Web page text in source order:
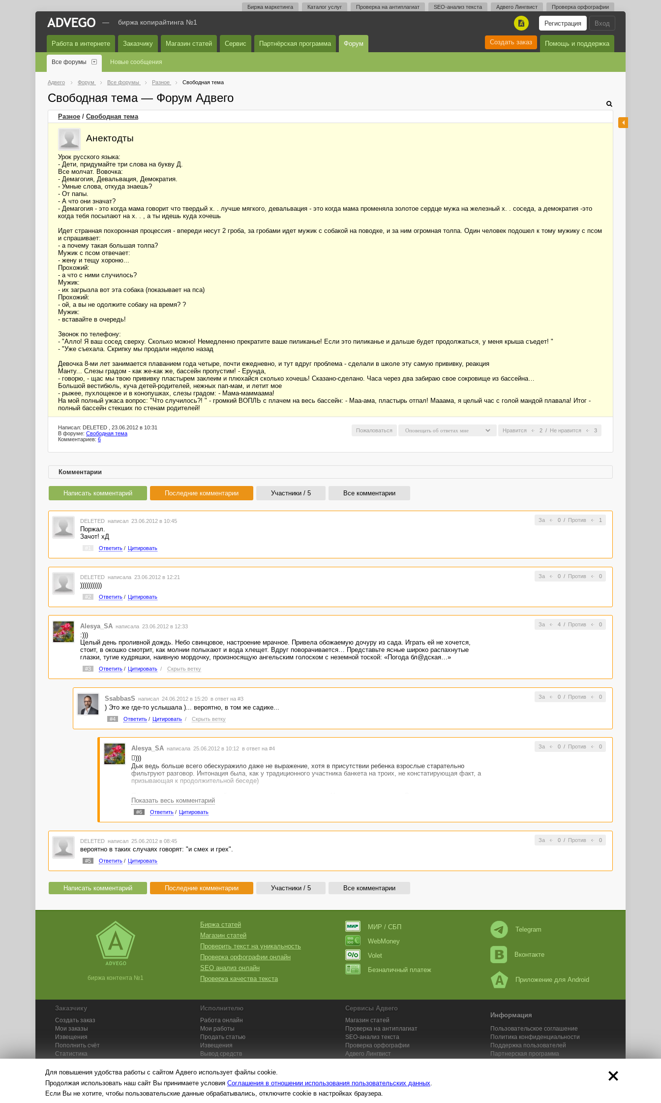
Биржа маркетинга Каталог услуг Проверка на антиплагиат SEO-анализ текста Адвего Лингвист Проверка орфографии
Вход
Регистрация
A
— биржа копирайтинга №1
Работа в интернете Заказчику Магазин статей Сервис Партнёрская программа Форум Помощь и поддержка
Создать заказ
Все форумы Новые сообщения
Адвего Форум Все форумы Разное Свободная тема
Свободная тема — Форум Адвего
Разное / Свободная тема
Анектодты
Урок русского языка:
- Дети, придумайте три слова на букву Д.
Все молчат. Вовочка:
- Демагогия, Девальвация, Демократия.
- Умные слова, откуда знаешь?
- От папы.
- А что они значат?
- Демагогия - это когда мама говорит что твердый х. . лучше мягкого, девальвация - это когда мама променяла золотое сердце мужа на железный х. . соседа, а демократия -это
когда тебя посылают на х. . , а ты идешь куда хочешь
Идет странная похоронная процессия - впереди несут 2 гроба, за гробами идет мужик с собакой на поводке, и за ним огромная толпа. Один человек подошел к тому мужику с псом
и спрашивает:
- а почему такая большая толпа?
Мужик с псом отвечает:
- жену и тещу хороню...
Прохожий:
- а что с ними случилось?
Мужик:
- их загрызла вот эта собака (показывает на пса)
Прохожий:
- ой, а вы не одолжите собаку на время? ?
Мужик:
- вставайте в очередь!
Звонок по телефону:
- "Алло! Я ваш сосед сверху. Сколько можно! Немедленно прекратите ваше пиликанье! Если это пиликанье и дальше будет продолжаться, у меня крыша съедет! "
- "Уже съехала. Скрипку мы продали неделю назад
Девочка 8-ми лет занимается плаванием года четыре, почти ежедневно, и тут вдруг проблема - сделали в школе эту самую прививку, реакция
Манту... Слезы градом - как же-как же, бассейн пропустим! - Ерунда,
- говорю, - щас мы твою прививку пластырем заклеим и плюхайся сколько хочешь! Сказано-сделано. Часа через два забираю свое сокровище из бассейна…
Большой вестибюль, куча детей-родителей, нежных пап-мам, и летит мое
- рыжее, пухлощекое и в конопушках, слезы градом: - Мама-маммаама!
На мой полный ужаса вопрос: "Что случилось?! " - громкий ВОПЛЬ с плачем на весь бассейн: - Маа-ама, пластырь отпал! Мааама, я целый час с голой мандой плавала! Итог -
полный бассейн стекших по стенам родителей!
Нравится 2 / Не нравится 3
Пожаловаться
Написал: DELETED , 23.06.2012 в 10:31
В форуме: Свободная тема
Комментариев: 6
Комментарии
Написать комментарий Последние комментарии Участники / 5 Все комментарии
За 0/ Против 1
DELETED написал 23.06.2012 в 10:45
Поржал.
Зачот! хД
Ответить/ Цитировать
За 0/ Против 0
DELETED написала 23.06.2012 в 12:21
)))))))))))
#2 Ответить/ Цитировать
За 4/ Против 0
Alesya_SA написала 23.06.2012 в 12:33
:)))
Целый день проливной дождь. Небо свинцовое, настроение мрачное. Привела обожаемую дочуру из сада. Играть ей не хочется,
стоит, в окошко смотрит, как молнии полыхают и вода хлещет. Вдруг поворачивается… Представьте ясные широко распахнутые
глазки, тугие кудряшки, наивную мордочку, произносящую ангельским голоском с неземной тоской: «Погода бл@дская…»
#3 Ответить/ Цитировать / Скрыть ветку
За 0/ Против 0
SsabbasS написал 24.06.2012 в 15:20 в ответ на #3
) Это же где-то услышала )... вероятно, в том же садике...
#4 Ответить/ Цитировать / Скрыть ветку
За 0/ Против 0
Alesya_SA написала 25.06.2012 в 10:12 в ответ на #4
)))
Дык ведь больше всего обескуражило даже не выражение, хотя в присутствии ребенка взрослые старательно
фильтруют разговор. Интонация была, как у традиционного участника банкета на троих, не констатирующая факт, а
призывающая к продолжительной беседе)
то в этом роде. Там, конечно, только отредактированные случаи описывались. А сейчас есть возможность написать
о не очень отредактированных.
Показать весь комментарий
#6 Ответить/ Цитировать
За 0/ Против 0
DELETED написал 25.06.2012 в 08:45
вероятно в таких случаях говорят: "и смех и грех".
#5 Ответить/ Цитировать
Написать комментарий Последние комментарии Участники / 5 Все комментарии
биржа контента №1
Биржа статей
Магазин статей
Проверить текст на уникальность
Проверка орфографии онлайн
SEO анализ онлайн
Проверка качества текста
МИР / СБП
WebMoney
Volet
Безналичный платеж
Telegram
Вконтакте
Приложение для Android
Заказчику
Создать заказ
Мои заказы
Извещения
Пополнить счёт
Статистика
Исполнителю
Работа онлайн
Мои работы
Продать статью
Извещения
Вывод средств
Сервисы Адвего
Магазин статей
Проверка на антиплагиат
SEO-анализ текста
Проверка орфографии
Адвего Лингвист
Информация
Пользовательское соглашение
Политика конфиденциальности
Поддержка пользователей
Партнерская программа
© Адвего — биржа контента №1. Копирайтинг, рерайтинг, переводы,работа на дому
Для повышения удобства работы с сайтом Адвего использует файлы cookie.
Продолжая использовать наш сайт Вы принимаете условия Соглашения в отношении использования пользовательских данных
Если Вы не хотите, чтобы пользовательские данные обрабатывались, отключите cookie в настройках браузера.